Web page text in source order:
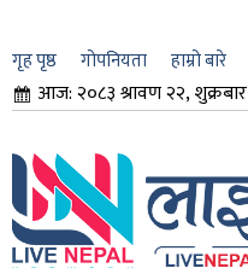
गृह पृष्ठ गोपनियता हाम्रो बारे
आज: २०८३ श्रावण २२, शुक्रबार